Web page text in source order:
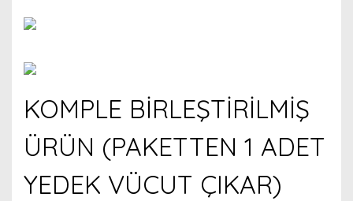
KOMPLE BİRLEŞTİRİLMİŞ
ÜRÜN (PAKETTEN 1 ADET
YEDEK VÜCUT ÇIKAR)